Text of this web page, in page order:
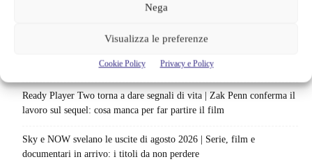
Nega
Visualizza le preferenze
Cookie Policy Privacy e Policy
Ted Lasso cambia completamente squadra | La quarta stagione riparte
immagini: cosa anticipano sulla nuova stagione
Ready Player Two torna a dare segnali di vita | Zak Penn conferma il
lavoro sul sequel: cosa manca per far partire il film
Sky e NOW svelano le uscite di agosto 2026 | Serie, film e
documentari in arrivo: i titoli da non perdere